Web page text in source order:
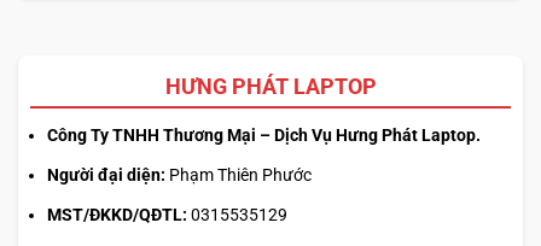
HƯNG PHÁT LAPTOP
Công Ty TNHH Thương Mại – Dịch Vụ Hưng Phát Laptop.
Người đại diện: Phạm Thiên Phước
MST/ĐKKD/QĐTL: 0315535129